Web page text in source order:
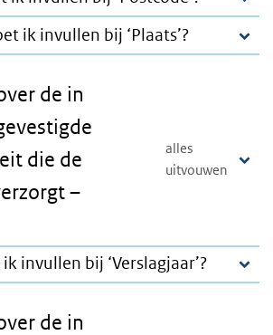
ik invullen bij ‘Plaats’?
de in
die de
–
invullen bij ‘Verslagjaar’?
de in